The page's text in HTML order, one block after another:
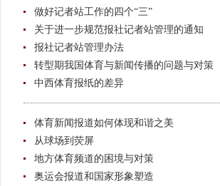
做好记者站工作的四个“三”
关于进一步规范报社记者站管理的通知
报社记者站管理办法
转型期我国体育与新闻传播的问题与对策
中西体育报纸的差异
体育新闻报道如何体现和谐之美
从球场到荧屏
地方体育频道的困境与对策
奥运会报道和国家形象塑造